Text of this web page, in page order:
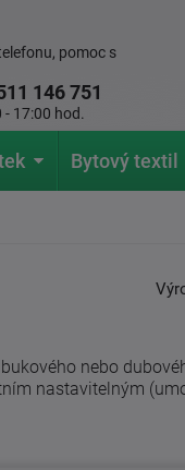
pomoc s
146 751
- 17:00 hod.
Bytový textil
nebo
nastavitelným